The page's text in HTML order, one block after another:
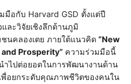
มือกับ Harvard GSD ตั้งแต่ปี
ละวิจัยเชิงลึกด้านภูมิ
นคลองเตย ภายใต้แนวคิด “New
Prosperity” ความร่วมมือนี้
ำไปต่อยอดในการพัฒนางานด้าน
พื่อยกระดับคุณภาพชีวิตของคนใน